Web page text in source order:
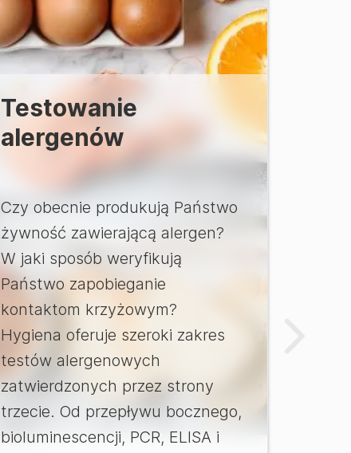
Testowanie
alergenów
Czy obecnie produkują Państwo
żywność zawierającą alergen?
W jaki sposób weryfikują
Państwo zapobieganie
kontaktom krzyżowym?
Hygiena oferuje szeroki zakres
testów alergenowych
zatwierdzonych przez strony
trzecie. Od przepływu bocznego,
bioluminescencji, PCR, ELISA i